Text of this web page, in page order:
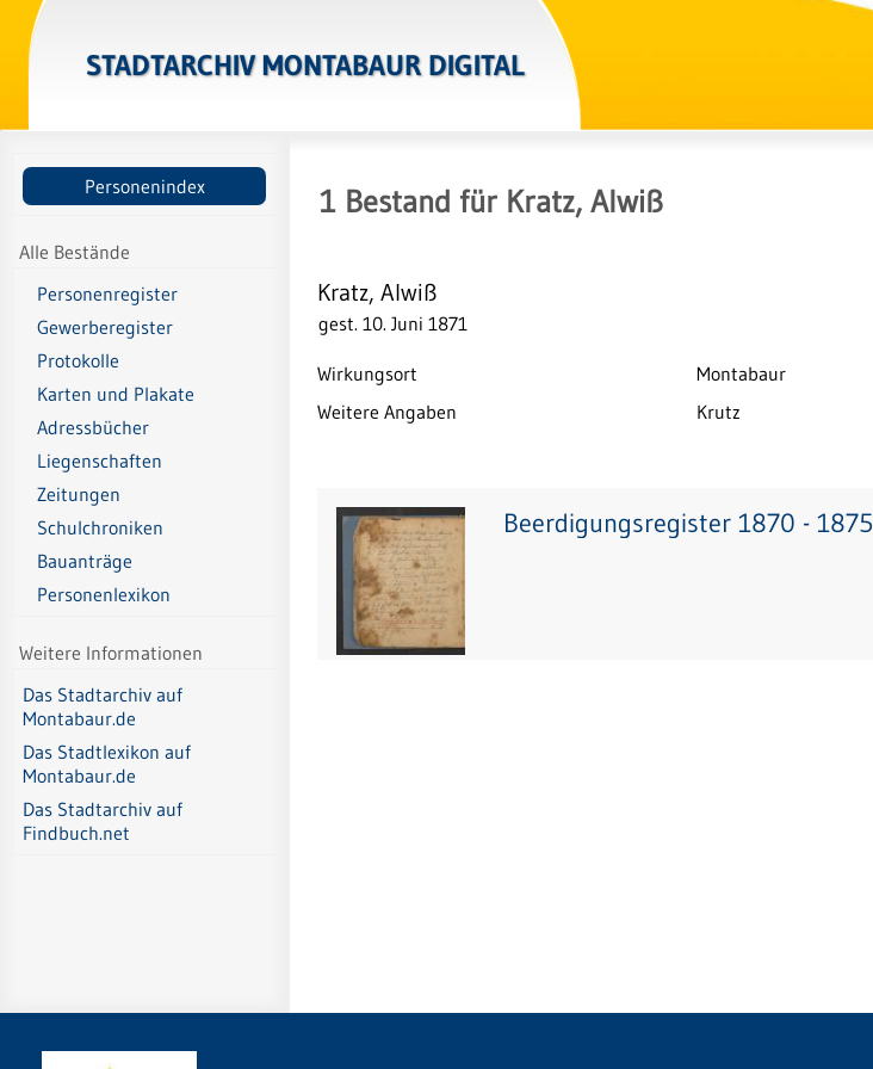
STADTARCHIV MONTABAUR DIGITAL
Personenindex
Alle Bestände
Personenregister
Gewerberegister
Protokolle
Karten und Plakate
Adressbücher
Liegenschaften
Zeitungen
Schulchroniken
Bauanträge
Personenlexikon
Weitere Informationen
Das Stadtarchiv auf
Montabaur.de
Das Stadtlexikon auf
Montabaur.de
Das Stadtarchiv auf
Findbuch.net
1 Bestand für Kratz, Alwiß
Kratz, Alwiß
gest. 10. Juni 1871
Wirkungsort
Montabaur
Weitere Angaben
Krutz
Beerdigungsregister 1870 - 1875